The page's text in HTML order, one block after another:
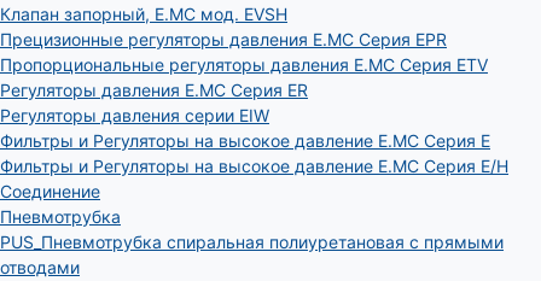
Клапан запорный, E.MC мод. EVSH
Прецизионные регуляторы давления E.MC Серия EPR
Пропорциональные регуляторы давления E.MC Серия ETV
Регуляторы давления E.MC Серия ER
Регуляторы давления серии EIW
Фильтры и Регуляторы на высокое давление E.MC Серия E
Фильтры и Регуляторы на высокое давление E.MC Серия E/H
Соединение
Пневмотрубка
PUS_Пневмотрубка спиральная полиуретановая с прямыми
отводами